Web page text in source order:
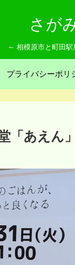
さが
～ 相模原市と町田
プライバシーポリ
「あえん